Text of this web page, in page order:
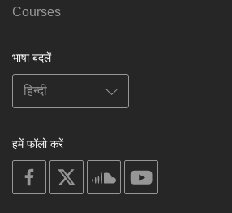
Courses
भाषा बदलें
हमें फॉलो करें
on
facebook
soundcloud